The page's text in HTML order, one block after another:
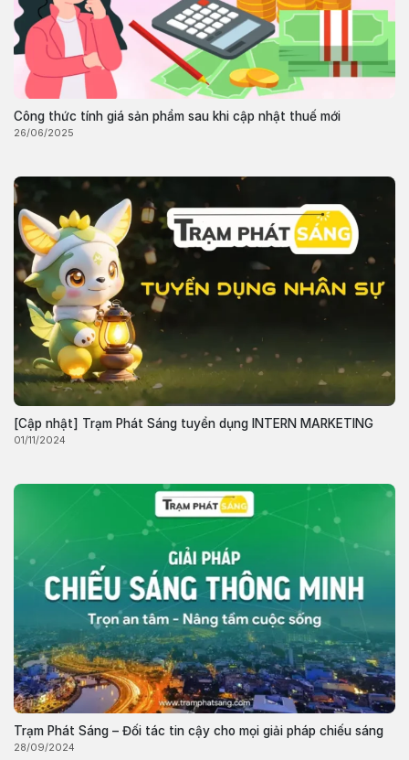
Công thức tính giá sản phẩm sau khi cập nhật thuế mới
26/06/2025
[Cập nhật] Trạm Phát Sáng tuyển dụng INTERN MARKETING
01/11/2024
Trạm Phát Sáng – Đối tác tin cậy cho mọi giải pháp chiếu sáng
28/09/2024